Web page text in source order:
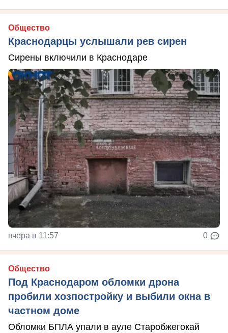
Общество
Краснодарцы услышали рев сирен
Сирены включили в Краснодаре
вчера в 11:57 0
Общество
Под Краснодаром обломки дрона
пробили хозпостройку и выбили окна в
частном доме
Обломки БПЛА упали в ауле Старобжегокай